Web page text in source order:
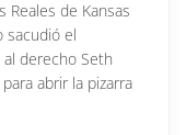
Reales de Kansas
sacudió el
derecho Seth
abrir la pizarra